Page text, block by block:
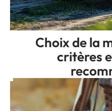
Choix de la
critères